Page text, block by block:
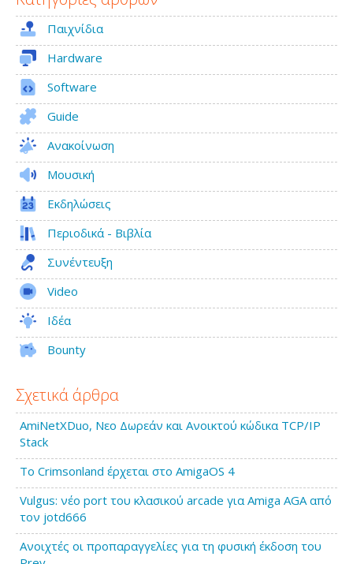
Παιχνίδια
Hardware
Software
Guide
Ανακοίνωση
Μουσική
Εκδηλώσεις
Περιοδικά - Βιβλία
Συνέντευξη
Video
Ιδέα
Bounty
Σχετικά άρθρα
AmiNetXDuo, Νεο Δωρεάν και Ανοικτού κώδικα TCP/IP
Stack
Το Crimsonland έρχεται στο AmigaOS 4
Vulgus: νέο port του κλασικού arcade για Amiga AGA από
τον jotd666
Ανοιχτές οι προπαραγγελίες για τη φυσική έκδοση του